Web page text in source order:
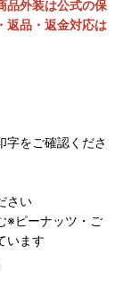
品外装は公式の保
返品・返金対応は
をご確認くださ
さい
ピーナッツ・ご
います